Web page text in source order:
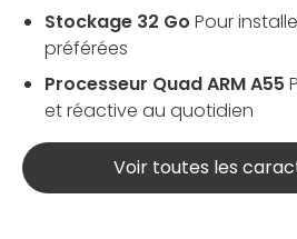
Stockage 32 Go Pour
préférées
Processeur Quad ARM A55
et réactive au quotidien
Voir toutes les